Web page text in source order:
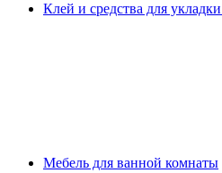
Клей и средства для
Мебель для ванной комнаты